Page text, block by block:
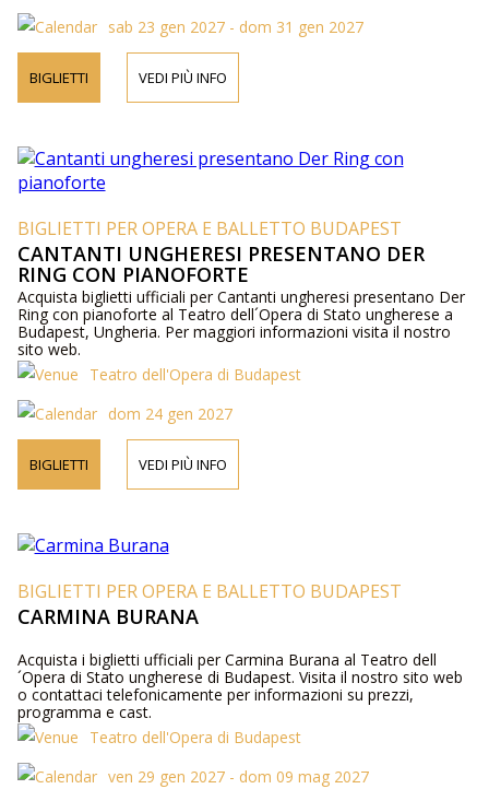
sab 23 gen 2027 - dom 31 gen 2027
BIGLIETTI VEDI PIÙ INFO
BIGLIETTI PER OPERA E BALLETTO BUDAPEST
CANTANTI UNGHERESI PRESENTANO DER
RING CON PIANOFORTE
Acquista biglietti ufficiali per Cantanti ungheresi presentano Der
Ring con pianoforte al Teatro dell´Opera di Stato ungherese a
Budapest, Ungheria. Per maggiori informazioni visita il nostro
sito web.
Teatro dell'Opera di Budapest
dom 24 gen 2027
BIGLIETTI VEDI PIÙ INFO
BIGLIETTI PER OPERA E BALLETTO BUDAPEST
CARMINA BURANA
Acquista i biglietti ufficiali per Carmina Burana al Teatro dell
´Opera di Stato ungherese di Budapest. Visita il nostro sito web
o contattaci telefonicamente per informazioni su prezzi,
programma e cast.
Teatro dell'Opera di Budapest
ven 29 gen 2027 - dom 09 mag 2027